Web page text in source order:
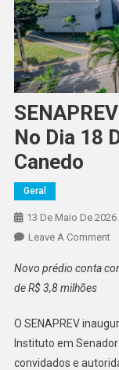
No Dia 18
Canedo
Geral
13 De Maio De 2026
Leave A CommentOn
Novo prédio conta
de R$ 3,8 milhões
O SENAPREV
Instituto em
convidados e